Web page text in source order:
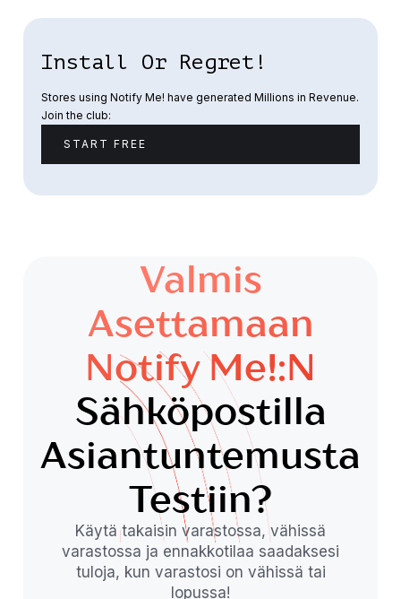
Install Or Regret!
Stores using Notify Me! have generated Millions in Revenue.
Join the club:
START FREE
Valmis
Asettamaan
Notify Me!:n
Sähköpostilla
Asiantuntemusta
Testiin?
Käytä takaisin varastossa, vähissä
varastossa ja ennakkotilaa saadaksesi
tuloja, kun varastosi on vähissä tai
lopussa!